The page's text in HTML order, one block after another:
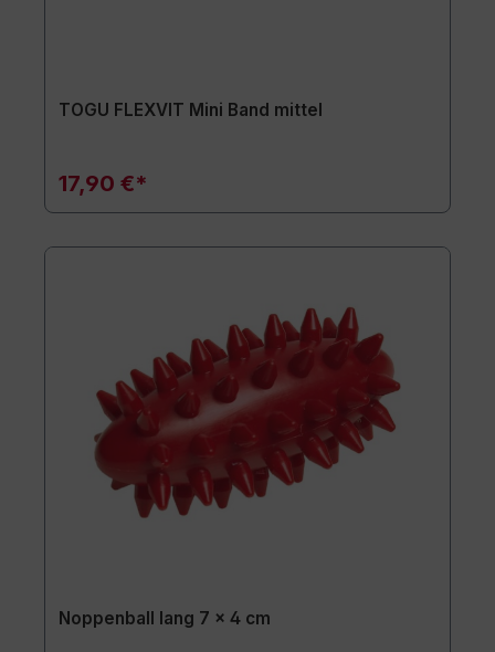
TOGU FLEXVIT Mini Band mittel
17,90 €*
Noppenball lang 7 x 4 cm